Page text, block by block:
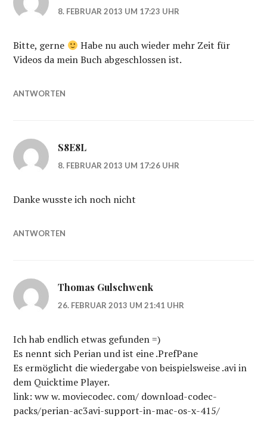
8. FEBRUAR 2013 UM 17:23 UHR
Bitte, gerne
Habe nu auch wieder mehr Zeit für
Videos da mein Buch abgeschlossen ist.
ANTWORTEN
S8E8L
8. FEBRUAR 2013 UM 17:26 UHR
Danke wusste ich noch nicht
ANTWORTEN
Thomas Gulschwenk
26. FEBRUAR 2013 UM 21:41 UHR
Ich hab endlich etwas gefunden =)
Es nennt sich Perian und ist eine .PrefPane
Es ermöglicht die wiedergabe von beispielsweise .avi in
dem Quicktime Player.
link: ww w. moviecodec. com/ download-codec-
packs/perian-ac3avi-support-in-mac-os-x-415/